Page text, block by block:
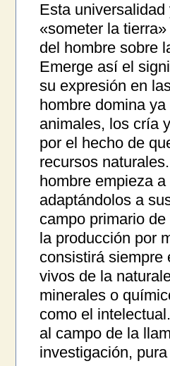
Esta
«someter la
del hombre sobre
Emerge así el
su expresión en
hombre domina
animales, los cría
por el hecho de
recursos
hombre empieza
adaptándolos a
campo primario
la producción por
consistirá
vivos de la
minerales o
como el
al campo de la
investigación,